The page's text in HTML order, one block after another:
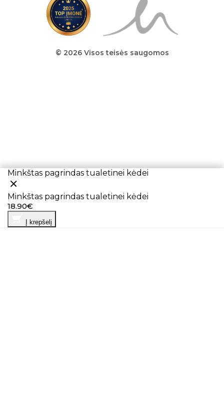
© 2026 Visos teisės saugomos
Minkštas pagrindas tualetinei kėdei
Minkštas pagrindas tualetinei kėdei
18.90€
Į krepšelį